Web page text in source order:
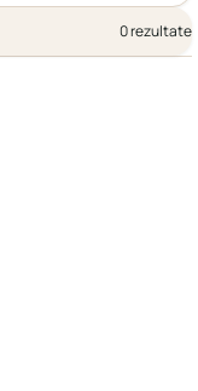
0 rezultate